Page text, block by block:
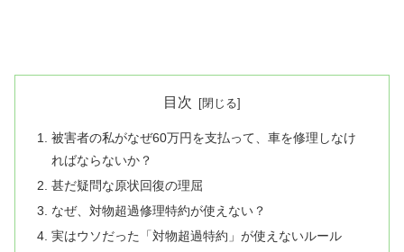
目次
被害者の私がなぜ60万円を支払って、車を修理しなけ
ればならないか？
甚だ疑問な原状回復の理屈
なぜ、対物超過修理特約が使えない？
実はウソだった「対物超過特約」が使えないルール